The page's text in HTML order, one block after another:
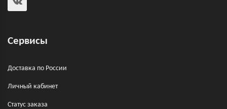
Сервисы
Доставка по России
Личный кабинет
Статус заказа